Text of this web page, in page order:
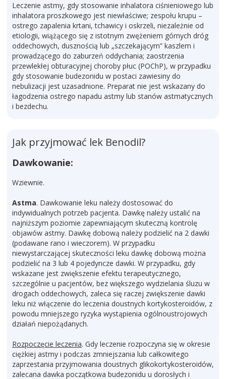
Leczenie astmy, gdy stosowanie inhalatora ciśnieniowego lub
inhalatora proszkowego jest niewłaściwe; zespołu krupu –
ostrego zapalenia krtani, tchawicy i oskrzeli, niezależnie od
etiologii, wiążącego się z istotnym zwężeniem górnych dróg
oddechowych, dusznością lub „szczekającym” kaszlem i
prowadzącego do zaburzeń oddychania; zaostrzenia
przewlekłej obturacyjnej choroby płuc (POChP), w przypadku
gdy stosowanie budezonidu w postaci zawiesiny do
nebulizacji jest uzasadnione. Preparat nie jest wskazany do
łagodzenia ostrego napadu astmy lub stanów astmatycznych
i bezdechu.
Jak przyjmować lek Benodil?
Dawkowanie:
Wziewnie.
Astma. Dawkowanie leku należy dostosować do
indywidualnych potrzeb pacjenta. Dawkę należy ustalić na
najniższym poziomie zapewniającym skuteczną kontrolę
objawów astmy. Dawkę dobową należy podzielić na 2 dawki
(podawane rano i wieczorem). W przypadku
niewystarczającej skuteczności leku dawkę dobową można
podzielić na 3 lub 4 pojedyncze dawki. W przypadku, gdy
wskazane jest zwiększenie efektu terapeutycznego,
szczególnie u pacjentów, bez większego wydzielania śluzu w
drogach oddechowych, zaleca się raczej zwiększenie dawki
leku niż włączenie do leczenia doustnych kortykosteroidów, z
powodu mniejszego ryzyka wystąpienia ogólnoustrojowych
działań niepożądanych.
Rozpoczęcie leczenia. Gdy leczenie rozpoczyna się w okresie
ciężkiej astmy i podczas zmniejszania lub całkowitego
zaprzestania przyjmowania doustnych glikokortykosteroidów,
zalecana dawka początkowa budezonidu u dorosłych i